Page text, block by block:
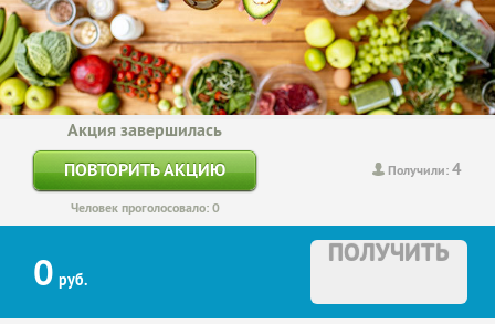
Получили:4
Акция завершилась
ПОВТОРИТЬ АКЦИЮ
Человек проголосовало: 0
0 руб.
ПОЛУЧИТЬ